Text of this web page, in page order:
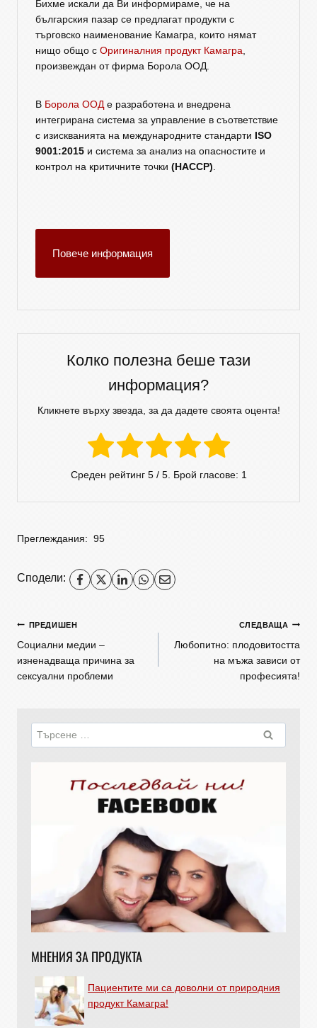
Бихме искали да Ви информираме, че на
българския пазар се предлагат продукти с
търговско наименование Камагра, които нямат
нищо общо с Оригиналния продукт Камагра,
произвеждан от фирма Борола ООД.
В Борола ООДе разработена и внедрена
интегрирана система за управление в съответствие
с изискванията на международните стандарти ISO
9001:2015 и система за анализ на опасностите и
контрол на критичните точки (HACCP).
Повече информация
Колко полезна беше тази
информация?
Кликнете върху звезда, за да дадете своята оцента!
Среден рейтинг 5/ 5. Брой гласове: 1
Преглеждания: 95
Сподели:
ПРЕДИШЕН
Социални медии –
изненадваща причина за
сексуални проблеми
СЛЕДВАЩА
Любопитно: плодовитостта
на мъжа зависи от
професията!
МНЕНИЯ ЗА ПРОДУКТА
Пациентите ми са доволни от природния
продукт Камагра!